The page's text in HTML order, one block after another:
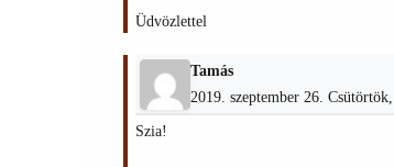
Üdvözlettel
Tamás
2019. szeptember 26.
Szia!